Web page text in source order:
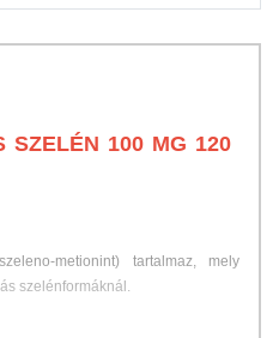
SZELÉN 100 ΜG 120
metionint) tartalmaz, mely
szelénformáknál.